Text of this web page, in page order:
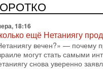
АХИ «Дракон», которую
на Ближнем
18:16
ещё Нетаниягу
вечен?» — почему
могут стать самыми
снова уверенно